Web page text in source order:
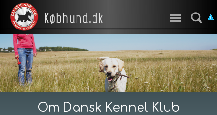
Om Dansk Kennel Klub